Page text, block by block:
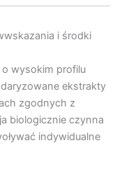
i środki
o wysokim profilu
ekstrakty
zgodnych z
biologicznie czynna
indywidualne